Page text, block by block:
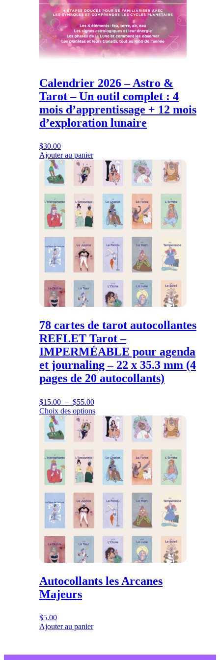
Calendrier 2026 – Astro &
Tarot – Un outil complet : 4
mois d’apprentissage + 12 mois
d’exploration lunaire
$30.00
Ajouter au panier
78 cartes de tarot autocollantes
REFLET Tarot –
IMPERMÉABLE pour agenda
et journaling – 22 x 35.3 mm (4
pages de 20 autocollants)
$15.00 – $55.00Plage
de
prix :
$15.00
Choix des options
Ce
produit
variations.
options
peuvent
choisies
page
du
produit
Autocollants les Arcanes
Majeurs
$5.00
Ajouter au panier